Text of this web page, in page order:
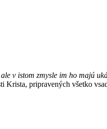
v istom zmysle im ho majú
pripravených všetko